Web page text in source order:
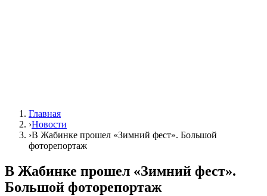
Главная
›Новости
›В Жабинке прошел «Зимний фест». Большой
фоторепортаж
В Жабинке прошел «Зимний фест».
Большой фоторепортаж